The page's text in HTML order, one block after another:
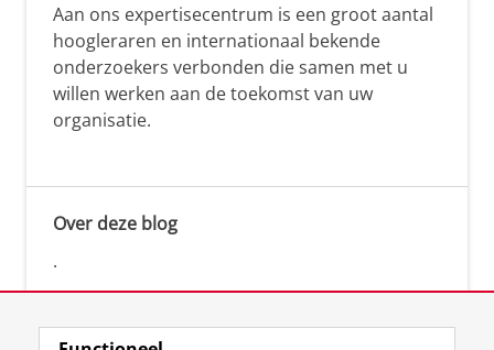
Aan ons expertisecentrum is een groot aantal
hoogleraren en internationaal bekende
onderzoekers verbonden die samen met u
willen werken aan de toekomst van uw
organisatie.
Over deze blog
.